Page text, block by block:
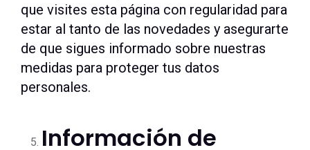
que visites esta página con regularidad para
estar al tanto de las novedades y asegurarte
de que sigues informado sobre nuestras
medidas para proteger tus datos
personales.
Información de